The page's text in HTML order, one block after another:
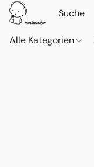
Alle Kategorien